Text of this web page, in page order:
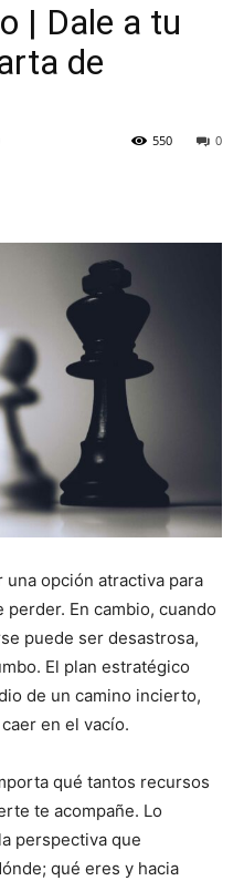
| Dale a tu
de
0
550
opción atractiva para
En cambio, cuando
puede ser desastrosa,
El plan estratégico
de un camino incierto,
en el vacío.
qué tantos recursos
te acompañe. Lo
perspectiva que
qué eres y hacia